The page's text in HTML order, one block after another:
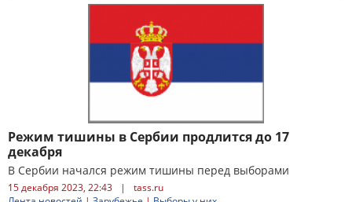
Режим тишины в Сербии продлится до 17
декабря
В Сербии начался режим тишины перед выборами
15 декабря 2023, 22:43 |
tass.ru